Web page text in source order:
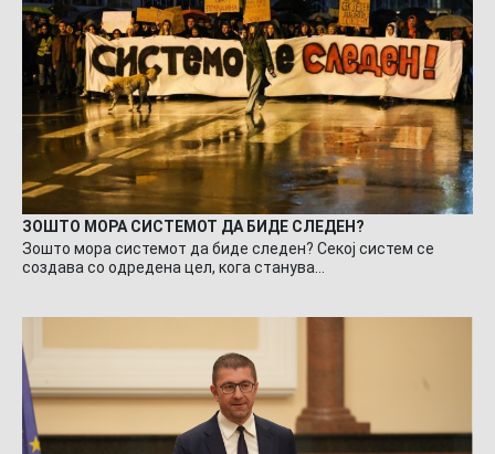
ЗОШТО МОРА СИСТЕМОТ ДА БИДЕ СЛЕДЕН?
Зошто мора системот да биде следен? Секој систем се
создава со одредена цел, кога станува…